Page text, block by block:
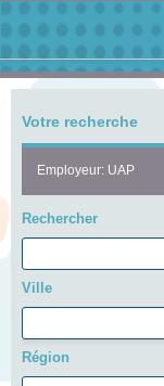
Votre recherche
Employeur: UAP
Rechercher
Ville
Région